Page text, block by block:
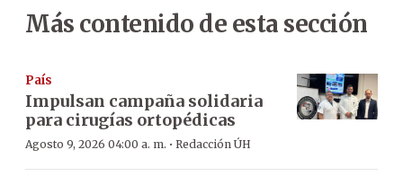
Más contenido de esta sección
País
Impulsan campaña solidaria
para cirugías ortopédicas
Agosto 9, 2026 04:00 a. m. · Redacción ÚH